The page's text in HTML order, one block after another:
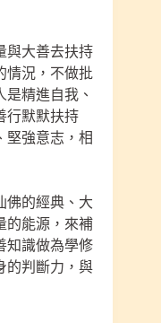
與大善去扶持
情況，不做批
精進自我、
行默默扶持
堅強意志，相
佛的經典、大
的能源，來補
知識做為學修
的判斷力，與